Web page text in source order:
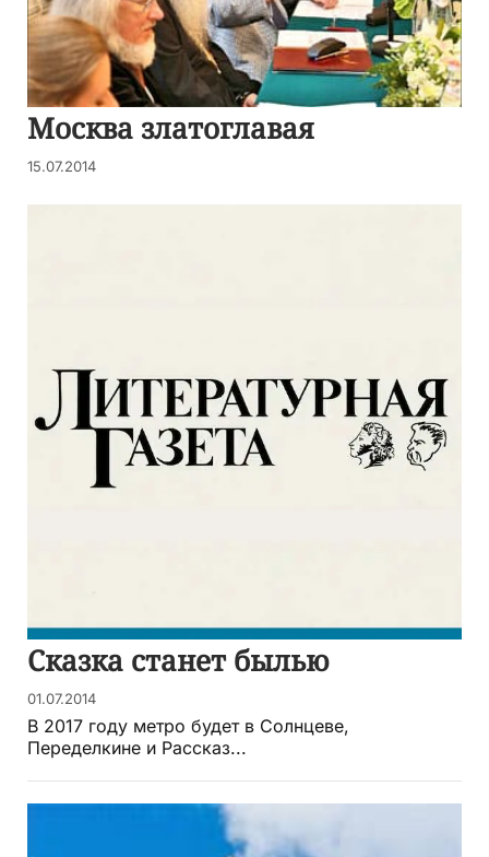
Москва златоглавая
15.07.2014
Сказка станет былью
01.07.2014
В 2017 году метро будет в Солнцеве,
Переделкине и Рассказ...